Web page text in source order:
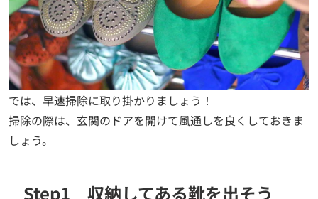
では、早速掃除に取り掛かりましょう！
掃除の際は、玄関のドアを開けて風通しを良くしておきま
しょう。
Step1 収納してある靴を出そう